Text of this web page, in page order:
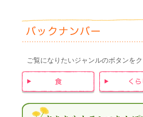
ご覧になりたいジャンルのボタンを